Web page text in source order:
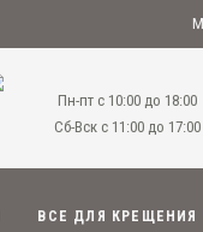
Пн-пт с 10:00 до 18:00
Сб-Вск с 11:00 до 17:00
ВСЕ ДЛЯ КРЕЩЕНИЯ